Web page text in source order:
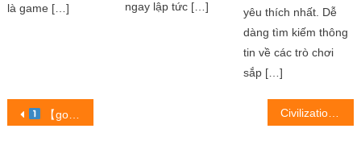
là game […] ngay lập tức […]
yêu thích nhất. Dễ
dàng tìm kiếm thông
tin về các trò chơi
sắp […]
Post【go ball đánh giá game mới :) #shorts #gamearcade #goingballs】 ™ Civilization: Reign of Power mở đăng ký trước! – Trò chơi Tin